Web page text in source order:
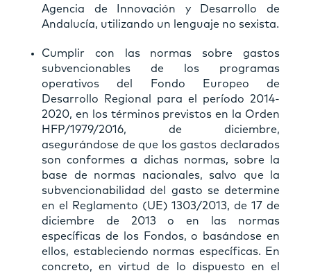
Agencia de Innovación y Desarrollo de
Andalucía, utilizando un lenguaje no sexista.
Cumplir con las normas sobre gastos
subvencionables de los programas
operativos del Fondo Europeo de
Desarrollo Regional para el período 2014-
2020, en los términos previstos en la Orden
HFP/1979/2016, de diciembre,
asegurándose de que los gastos declarados
son conformes a dichas normas, sobre la
base de normas nacionales, salvo que la
subvencionabilidad del gasto se determine
en el Reglamento (UE) 1303/2013, de 17 de
diciembre de 2013 o en las normas
específicas de los Fondos, o basándose en
ellos, estableciendo normas específicas. En
concreto, en virtud de lo dispuesto en el